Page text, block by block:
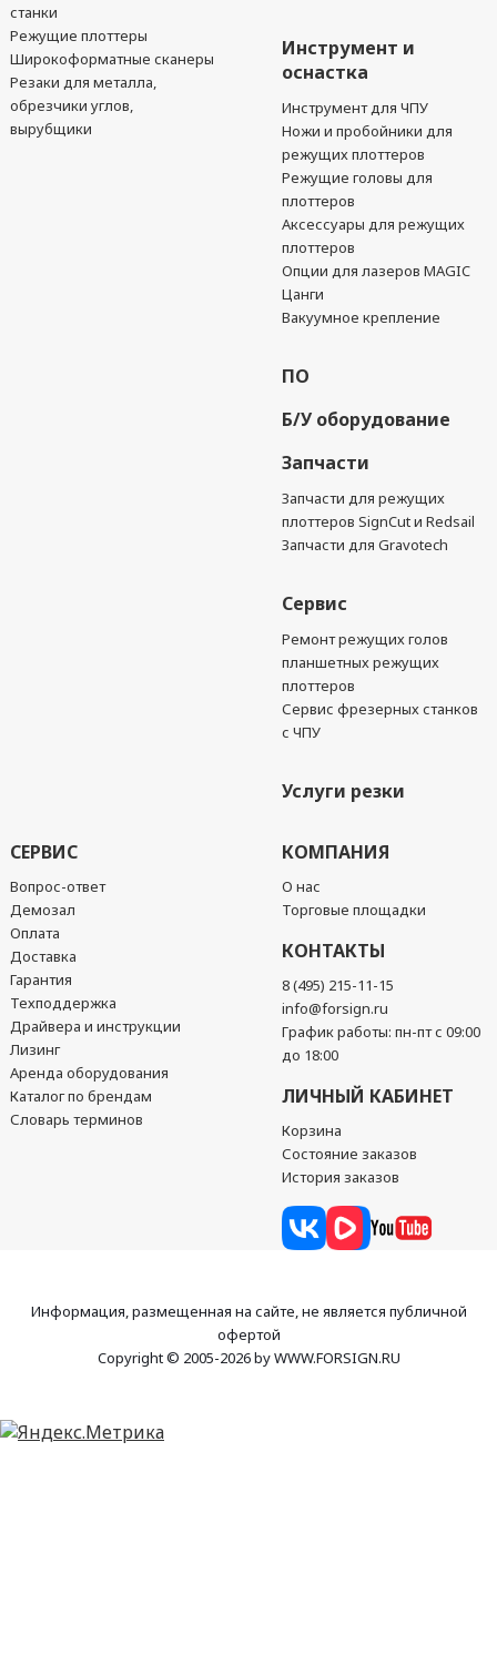
станки
Режущие плоттеры
Широкоформатные сканеры
Резаки для металла,
обрезчики углов,
вырубщики
Инструмент и
оснастка
Инструмент для ЧПУ
Ножи и пробойники для
режущих плоттеров
Режущие головы для
плоттеров
Аксессуары для режущих
плоттеров
Опции для лазеров MAGIC
Цанги
Вакуумное крепление
ПО
Б/У оборудование
Запчасти
Запчасти для режущих
плоттеров SignCut и Redsail
Запчасти для Gravotech
Сервис
Ремонт режущих голов
планшетных режущих
плоттеров
Сервис фрезерных станков
с ЧПУ
Услуги резки
СЕРВИС
Вопрос-ответ
Демозал
Оплата
Доставка
Гарантия
Техподдержка
Драйвера и инструкции
Лизинг
Аренда оборудования
Каталог по брендам
Словарь терминов
КОМПАНИЯ
О нас
Торговые площадки
КОНТАКТЫ
8 (495) 215-11-15
info@forsign.ru
График работы: пн-пт с 09:00
до 18:00
ЛИЧНЫЙ КАБИНЕТ
Корзина
Состояние заказов
История заказов
Информация, размещенная на сайте, не является публичной
офертой
Copyright © 2005-2026 by WWW.FORSIGN.RU